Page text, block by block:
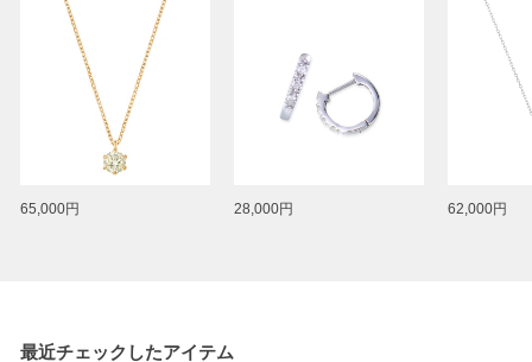
65,000円 28,000円 62,000円
最近チェックしたアイテム